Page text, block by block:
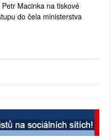
Macinka na tiskové
do čela ministerstva